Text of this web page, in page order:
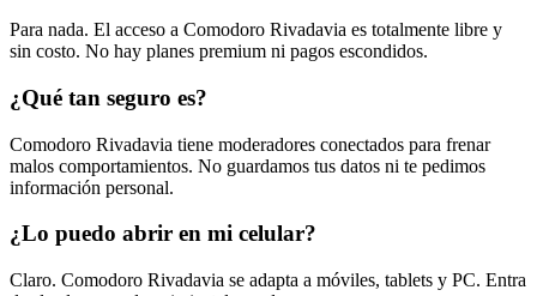
Para nada. El acceso a Comodoro Rivadavia es totalmente libre y
sin costo. No hay planes premium ni pagos escondidos.
¿Qué tan seguro es?
Comodoro Rivadavia tiene moderadores conectados para frenar
malos comportamientos. No guardamos tus datos ni te pedimos
información personal.
¿Lo puedo abrir en mi celular?
Claro. Comodoro Rivadavia se adapta a móviles, tablets y PC. Entra